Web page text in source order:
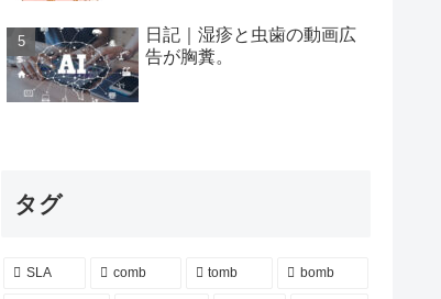
日記｜湿疹と虫歯の動画広
告が胸糞。
タグ
SLA comb tomb bomb